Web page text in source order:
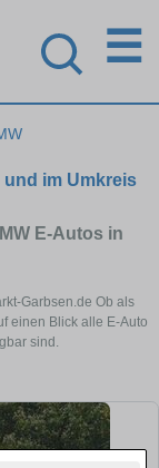
☰
im Umkreis
E-Autos in
Garbsen.de Ob als
einen Blick alle E-Auto
sind.